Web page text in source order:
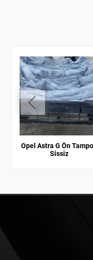
Opel Astra G Ön
Sissiz